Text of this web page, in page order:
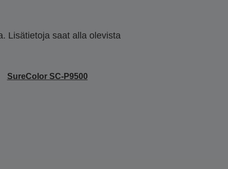
Lisätietoja saat alla olevista
SureColor SC-P9500